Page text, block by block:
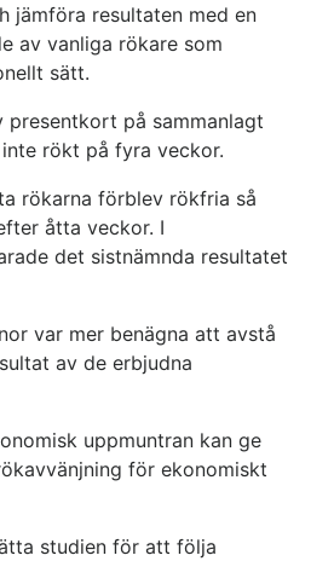
jämföra resultaten med en
av vanliga rökare som
sätt.
presentkort på sammanlagt
rökt på fyra veckor.
rökarna förblev rökfria så
åtta veckor. I
det sistnämnda resultatet
var mer benägna att avstå
av de erbjudna
uppmuntran kan ge
för ekonomiskt
studien för att följa